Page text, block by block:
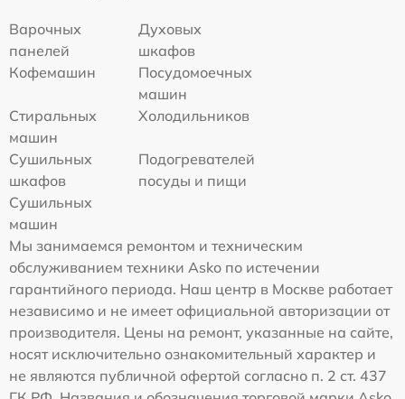
Варочных
панелей
Духовых
шкафов
Кофемашин
Посудомоечных
машин
Стиральных
машин
Холодильников
Сушильных
шкафов
Подогревателей
посуды и пищи
Сушильных
машин
Мы занимаемся ремонтом и техническим
обслуживанием техники Asko по истечении
гарантийного периода. Наш центр в Москве работает
независимо и не имеет официальной авторизации от
производителя. Цены на ремонт, указанные на сайте,
носят исключительно ознакомительный характер и
не являются публичной офертой согласно п. 2 ст. 437